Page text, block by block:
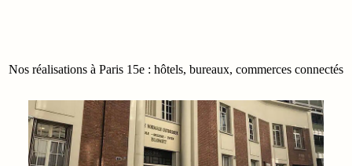
Nos réalisations à Paris 15e : hôtels, bureaux, commerces connectés